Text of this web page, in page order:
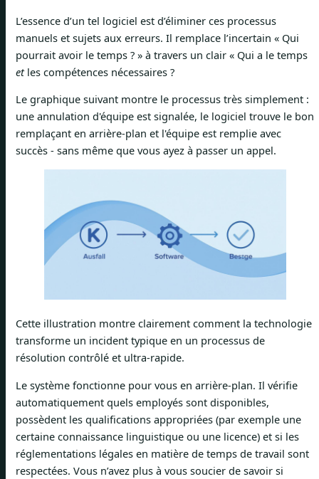
L’essence d’un tel logiciel est d’éliminer ces processus
manuels et sujets aux erreurs. Il remplace l’incertain « Qui
pourrait avoir le temps ? » à travers un clair « Qui a le temps
etles compétences nécessaires ?
Le graphique suivant montre le processus très simplement :
une annulation d'équipe est signalée, le logiciel trouve le bon
remplaçant en arrière-plan et l'équipe est remplie avec
succès - sans même que vous ayez à passer un appel.
Cette illustration montre clairement comment la technologie
transforme un incident typique en un processus de
résolution contrôlé et ultra-rapide.
Le système fonctionne pour vous en arrière-plan. Il vérifie
automatiquement quels employés sont disponibles,
possèdent les qualifications appropriées (par exemple une
certaine connaissance linguistique ou une licence) et si les
réglementations légales en matière de temps de travail sont
respectées. Vous n’avez plus à vous soucier de savoir si